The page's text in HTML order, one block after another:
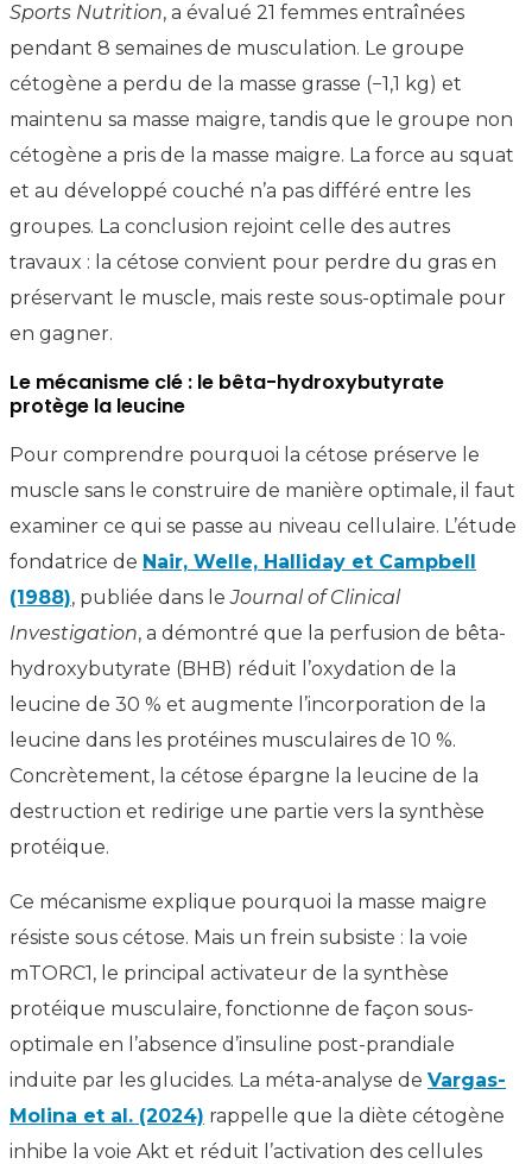
Sports Nutrition, a évalué 21 femmes entraînées
pendant 8 semaines de musculation. Le groupe
cétogène a perdu de la masse grasse (−1,1 kg) et
maintenu sa masse maigre, tandis que le groupe non
cétogène a pris de la masse maigre. La force au squat
et au développé couché n’a pas différé entre les
groupes. La conclusion rejoint celle des autres
travaux : la cétose convient pour perdre du gras en
préservant le muscle, mais reste sous-optimale pour
en gagner.
Le mécanisme clé : le bêta-hydroxybutyrate
protège la leucine
Pour comprendre pourquoi la cétose préserve le
muscle sans le construire de manière optimale, il faut
examiner ce qui se passe au niveau cellulaire. L’étude
fondatrice de Nair, Welle, Halliday et Campbell
(1988), publiée dans leJournal of Clinical
Investigation, a démontré que la perfusion de bêta-
hydroxybutyrate (BHB) réduit l’oxydation de la
leucine de 30 % et augmente l’incorporation de la
leucine dans les protéines musculaires de 10 %.
Concrètement, la cétose épargne la leucine de la
destruction et redirige une partie vers la synthèse
protéique.
Ce mécanisme explique pourquoi la masse maigre
résiste sous cétose. Mais un frein subsiste : la voie
mTORC1, le principal activateur de la synthèse
protéique musculaire, fonctionne de façon sous-
optimale en l’absence d’insuline post-prandiale
induite par les glucides. La méta-analyse de Vargas-
Molina et al. (2024) rappelle que la diète cétogène
inhibe la voie Akt et réduit l’activation des cellules